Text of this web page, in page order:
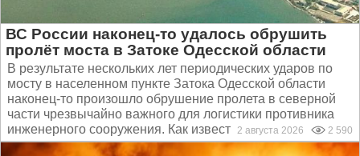
ВС России наконец-то удалось обрушить
пролёт моста в Затоке Одесской области
В результате нескольких лет периодических ударов по
мосту в населенном пункте Затока Одесской области
наконец-то произошло обрушение пролета в северной
части чрезвычайно важного для логистики противника
инженерного сооружения. Как известно, с 2022 года по...
2 августа 2026 2 590